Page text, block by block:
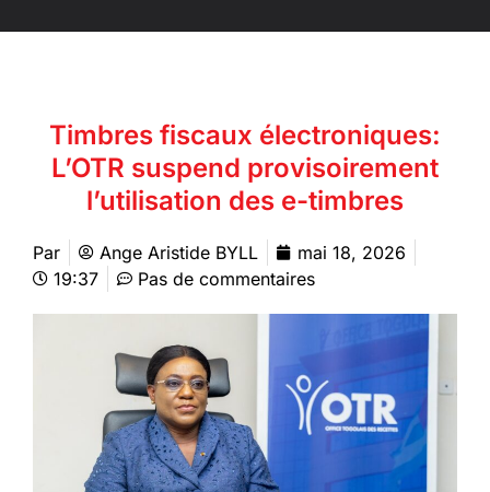
Timbres fiscaux électroniques:
L’OTR suspend provisoirement
l’utilisation des e-timbres
Par Ange Aristide BYLL
mai 18, 2026
19:37
Pas de commentaires